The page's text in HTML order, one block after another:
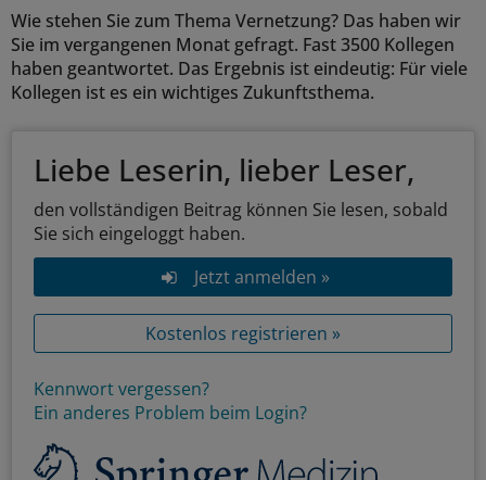
Wie stehen Sie zum Thema Vernetzung? Das haben wir
Sie im vergangenen Monat gefragt. Fast 3500 Kollegen
haben geantwortet. Das Ergebnis ist eindeutig: Für viele
Kollegen ist es ein wichtiges Zukunftsthema.
Liebe Leserin, lieber Leser,
den vollständigen Beitrag können Sie lesen, sobald
Sie sich eingeloggt haben.
Jetzt anmelden »
Kostenlos registrieren »
Kennwort vergessen?
Ein anderes Problem beim Login?